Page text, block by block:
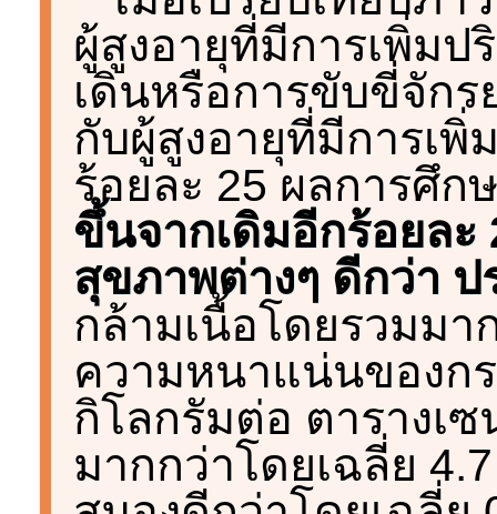
ผู้สูงอายุที่มีการเพิ่ม
เดินหรือการขับขี่จัก
กับผู้สูงอายุที่มีการเ
ร้อยละ 25 ผลการศึก
ขึ้นจากเดิมอีกร้อยล
สุขภาพต่างๆ ดีกว่า ป
กล้ามเนื้อโดยรวมมา
ความหนาแน่นของก
กิโลกรัมต่อ ตารางเ
มากกว่าโดยเฉลี่ย